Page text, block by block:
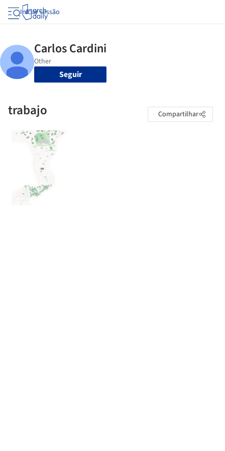
Iniciar sessão
Seguir
trabajo Compartilhar